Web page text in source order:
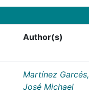
Author(s)
Martínez Garcés,
José Michael